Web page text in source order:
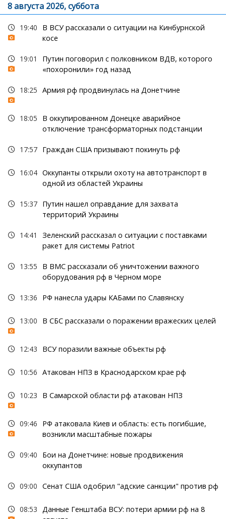
8 августа 2026, суббота
19:40
В ВСУ рассказали о ситуации на Кинбурнской
косе
19:01
Путин поговорил с полковником ВДВ, которого
«похоронили» год назад
18:25 Армия рф продвинулась на Донетчине
18:05
В оккупированном Донецке аварийное
отключение трансформаторных подстанции
17:57 Граждан США призывают покинуть рф
16:04 Оккупанты открыли охоту на автотранспорт в
одной из областей Украины
15:37 Путин нашел оправдание для захвата
территорий Украины
14:41
Зеленский рассказал о ситуации с поставками
ракет для системы Patriot
13:55
В ВМС рассказали об уничтожении важного
оборудования рф в Черном море
13:36 РФ нанесла удары КАБами по Славянску
13:00 В СБС рассказали о поражении вражеских целей
12:43 ВСУ поразили важные объекты рф
10:56 Атакован НПЗ в Краснодарском крае рф
10:23 В Самарской области рф атакован НПЗ
09:46
РФ атаковала Киев и область: есть погибшие,
возникли масштабные пожары
09:40
Бои на Донетчине: новые продвижения
оккупантов
09:00 Сенат США одобрил "адские санкции" против рф
08:53 Данные Генштаба ВСУ: потери армии рф на 8